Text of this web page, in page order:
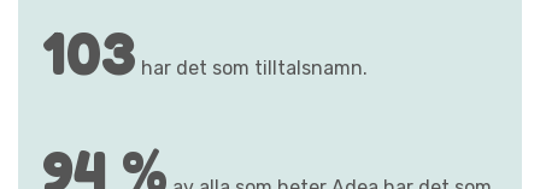
103 har det som tilltalsnamn.
94 %